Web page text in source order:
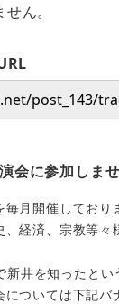
ん。
会に参加しま
月開催しており
、経済、宗教等々
井を知ったとい
については下記バ